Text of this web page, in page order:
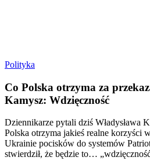
Polityka
Co Polska otrzyma za
Kamysz: Wdzięczność
Dziennikarze pytali dziś Władysława
Polska otrzyma jakieś realne korzyści
Ukrainie pocisków do systemów
stwierdził, że będzie to…